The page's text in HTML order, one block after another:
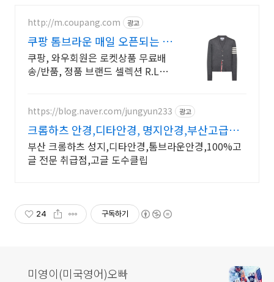
http://m.coupang.com 광고
쿠팡 톰브라운 매일 오픈되는 와
우회원 특가
쿠팡, 와우회원은 로켓상품 무료배
송/반품, 정품 브랜드 셀렉션 R.LUX
https://blog.naver.com/jungyun233 광고
크롬하츠 안경,디타안경, 명지안경,부산고급안
경
부산 크롬하츠 성지,디타안경,톰브라운안경,100%고
글 전문 취급점,고글 도수클립
24 구독하기
미영이(미국영어)오빠